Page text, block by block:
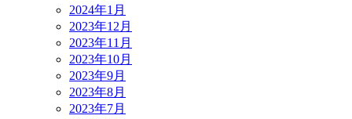
2024年1月
2023年12月
2023年11月
2023年10月
2023年9月
2023年8月
2023年7月